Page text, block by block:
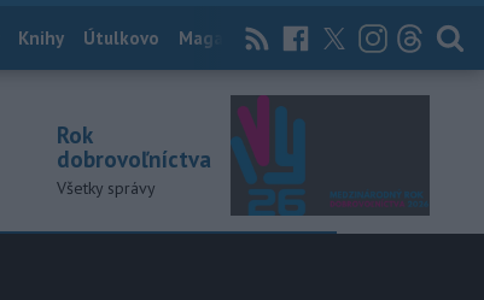
Knihy Útulkovo Magazín News Now Archív
Rok
dobrovoľníctva
Všetky správy